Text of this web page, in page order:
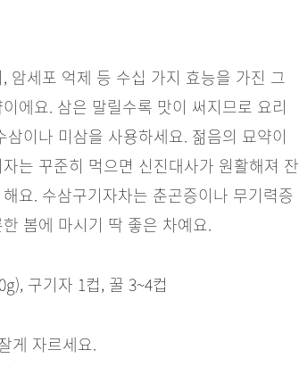
암세포 억제 등 수십 가지 효능을 가진 그
에요. 삼은 말릴수록 맛이 써지므로 요리
삼이나 미삼을 사용하세요. 젊음의 묘약이
는 꾸준히 먹으면 신진대사가 원활해져 잔
요. 수삼구기자차는 춘곤증이나 무기력증
봄에 마시기 딱 좋은 차예요.
구기자 1컵, 꿀 3~4컵
게 자르세요.